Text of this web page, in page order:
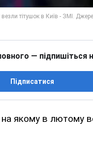
— підпишіться
Підписатися
на якому в лютому